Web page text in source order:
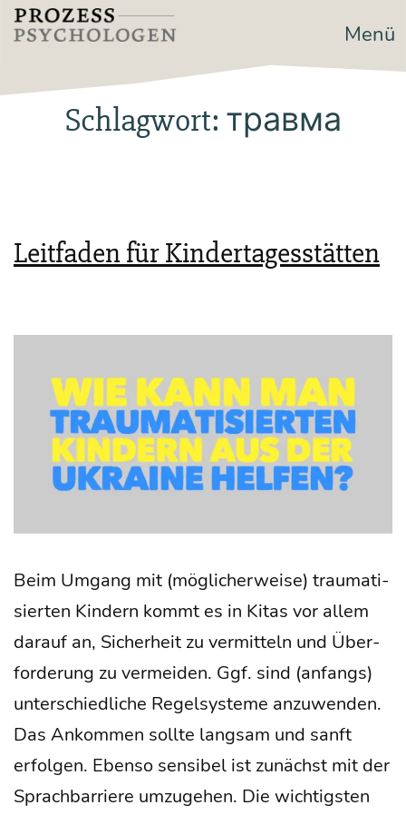
Zum
Inhalt
Prozesspsychologen Menü
Schlagwort: травма
Leitfaden für Kindertagesstätten
Beim Umgang mit (mög­li­cher­wei­se) trau­ma­ti­
sier­ten Kin­dern kommt es in Kitas vor allem
dar­auf an, Sicher­heit zu ver­mit­teln und Über­
for­de­rung zu ver­mei­den. Ggf. sind (anfangs)
unter­schied­li­che Regel­sys­te­me anzu­wen­den.
Das Ankom­men soll­te lang­sam und sanft
erfol­gen. Eben­so sen­si­bel ist zunächst mit der
Sprach­bar­rie­re umzu­ge­hen. Die wich­tigs­ten